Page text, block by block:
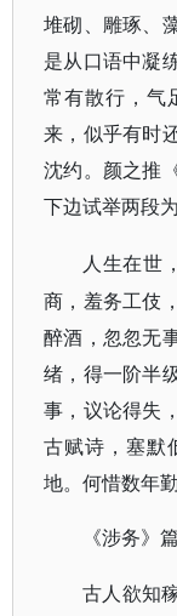
堆砌、雕琢、
是从口语中凝
常有散行，气
来，似乎有时
沈约。颜之推
下边试举两段
人生在世
商，羞务工伎
醉酒，忽忽无
绪，得一阶半
事，议论得失
古赋诗，塞默
地。何惜数年
《涉务》
古人欲知